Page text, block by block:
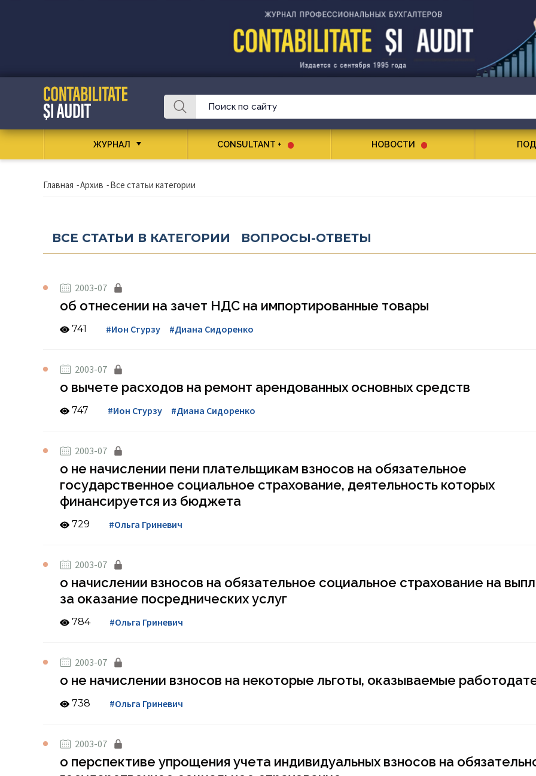
ЖУРНАЛ CONSULTANT + НОВОСТИ
Главная -Архив -Все статьи категории
ВСЕ СТАТЬИ В КАТЕГОРИИ ВОПРОСЫ-ОТВЕТЫ
2003-07
об отнесении на зачет НДС на импортированные товары
741 #Ион Стурзу #Диана Сидоренко
2003-07
о вычете расходов на ремонт арендованных основных средств
747 #Ион Стурзу #Диана Сидоренко
2003-07
о не начислении пени плательщикам взносов на обязательное
государственное социальное страхование, деятельность которых
финансируется из бюджета
729 #Ольга Гриневич
2003-07
о начислении взносов на обязательное социальное страхование на
за оказание посреднических услуг
784 #Ольга Гриневич
2003-07
о не начислении взносов на некоторые льготы, оказываемые
738 #Ольга Гриневич
2003-07
о перспективе упрощения учета индивидуальных взносов на